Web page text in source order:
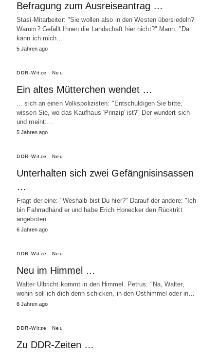
Befragung zum Ausreiseantrag …
Stasi-Mitarbeiter: "Sie wollen also in den Westen übersiedeln?
Warum? Gefällt Ihnen die Landschaft hier nicht?" Mann: "Da
kann ich mich…
5 Jahren ago
DDR-Witze Neu
Ein altes Mütterchen wendet …
... sich an einen Volkspolizisten: "Entschuldigen Sie bitte,
wissen Sie, wo das Kaufhaus 'Prinzip' ist?" Der wundert sich
und meint:…
5 Jahren ago
DDR-Witze Neu
Unterhalten sich zwei Gefängnisinsassen
…
Fragt der eine: "Weshalb bist Du hier?" Darauf der andere: "Ich
bin Fahrradhändler und habe Erich Honecker den Rücktritt
angeboten.…
6 Jahren ago
DDR-Witze Neu
Neu im Himmel …
Walter Ulbricht kommt in den Himmel. Petrus: "Na, Walter,
wohin soll ich dich denn schicken, in den Osthimmel oder in…
6 Jahren ago
DDR-Witze Neu
Zu DDR-Zeiten …